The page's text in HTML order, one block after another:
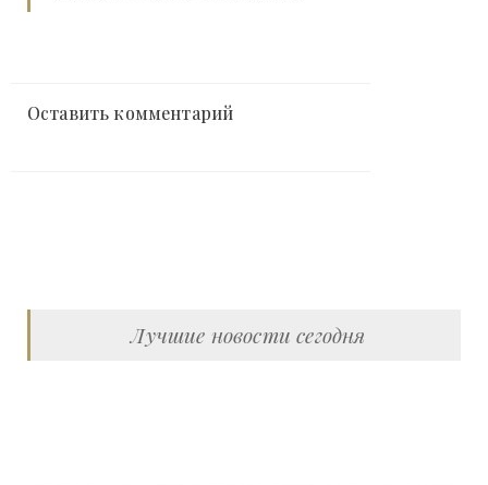
Оставить комментарий
Лучшие новости сегодня